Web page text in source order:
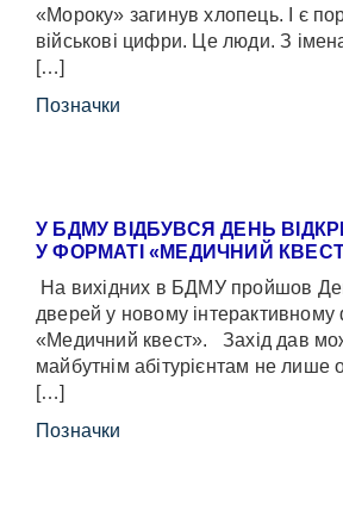
«Мороку» загинув хлопець. І є
військові цифри. Це люди. З
[…]
Позначки
У БДМУ ВІДБУВСЯ ДЕНЬ
У ФОРМАТІ «МЕДИЧНИЙ
На вихідних в БДМУ пройшов
дверей у новому
«Медичний квест». Захід дав
майбутнім абітурієнтам не лише
[…]
Позначки